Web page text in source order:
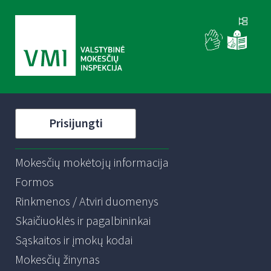
Prisijungti
Mokesčių mokėtojų informacija
Formos
Rinkmenos / Atviri duomenys
Skaičiuoklės ir pagalbininkai
Sąskaitos ir įmokų kodai
Mokesčių žinynas